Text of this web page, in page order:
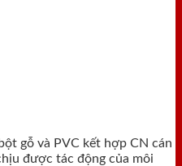
gỗ và PVC kết hợp CN cán
được tác động của môi